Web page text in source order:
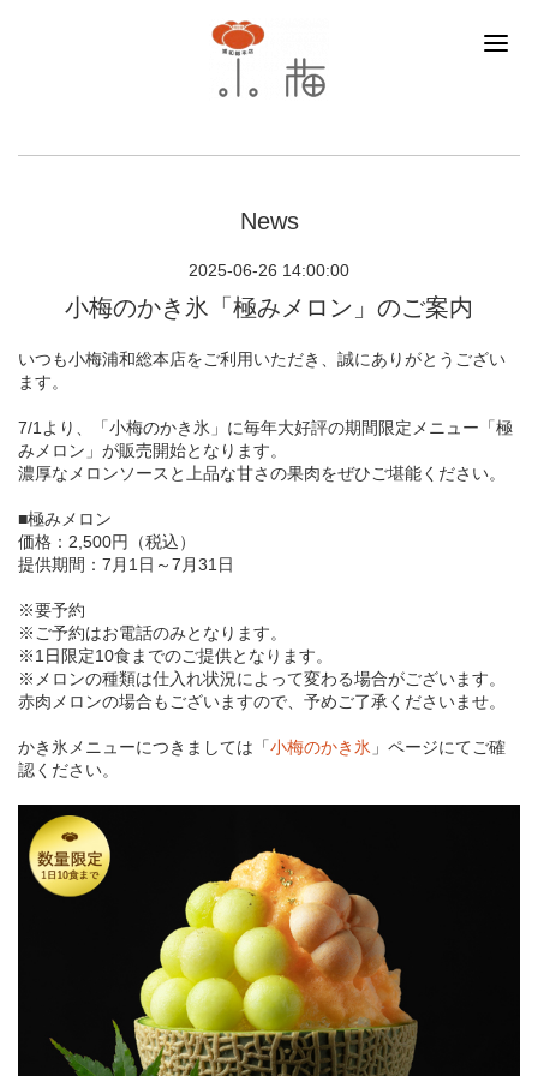
News
2025-06-26 14:00:00
小梅のかき氷「極みメロン」のご案内
いつも小梅浦和総本店をご利用いただき、誠にありがとうござい
ます。
7/1より、「小梅のかき氷」に毎年大好評の期間限定メニュー「極
みメロン」が販売開始となります。
濃厚なメロンソースと上品な甘さの果肉をぜひご堪能ください。
■極みメロン
価格：2,500円（税込）
提供期間：7月1日～7月31日
※要予約
※ご予約はお電話のみとなります。
※1日限定10食までのご提供となります。
※メロンの種類は仕入れ状況によって変わる場合がございます。
赤肉メロンの場合もございますので、予めご了承くださいませ。
かき氷メニューにつきましては「小梅のかき氷 」ページにてご確
認ください。